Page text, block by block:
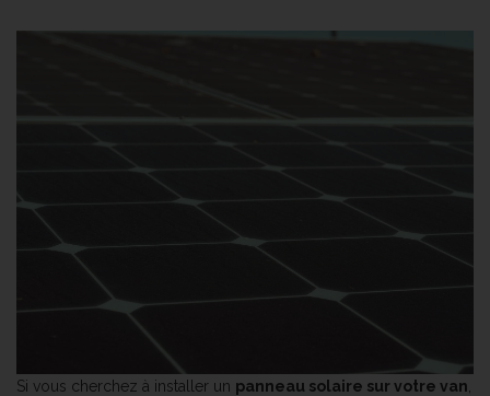
Si vous cherchez à installer un panneau solaire sur votre van